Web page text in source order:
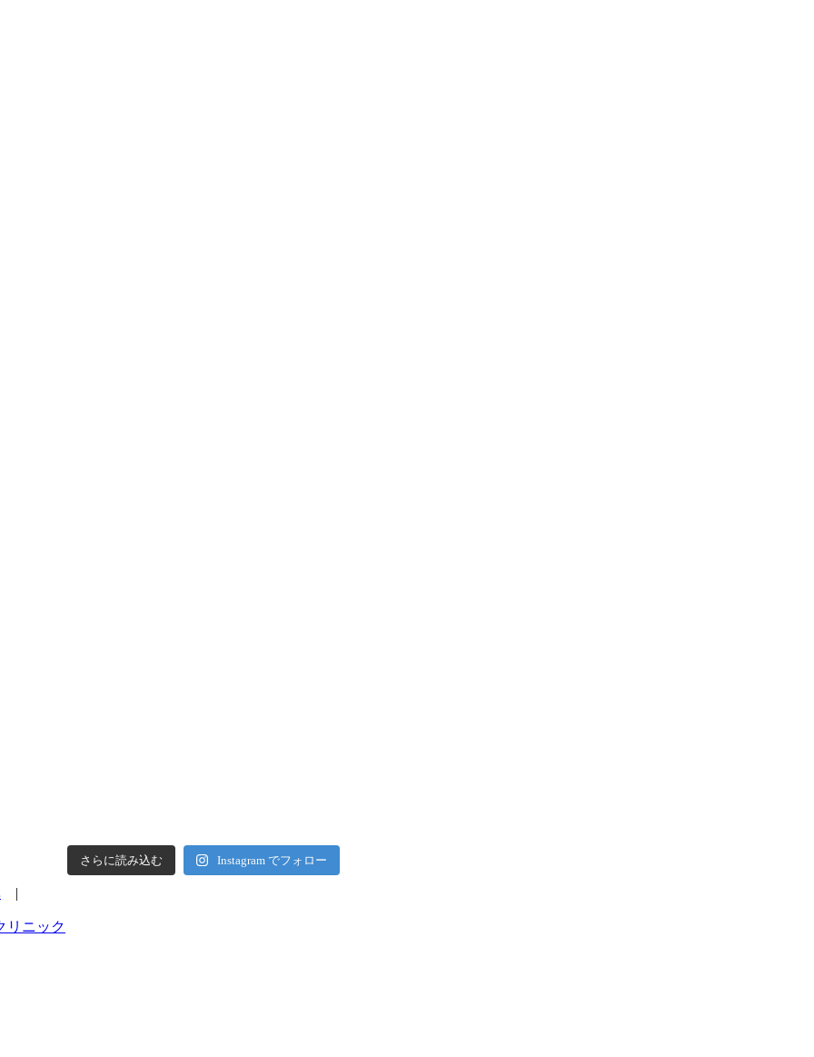
さらに読み込む Instagram でフォロー
|